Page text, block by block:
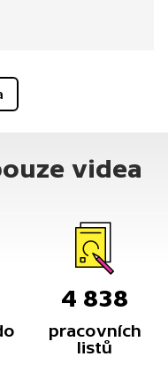
videa
4 838
pracovních
listů